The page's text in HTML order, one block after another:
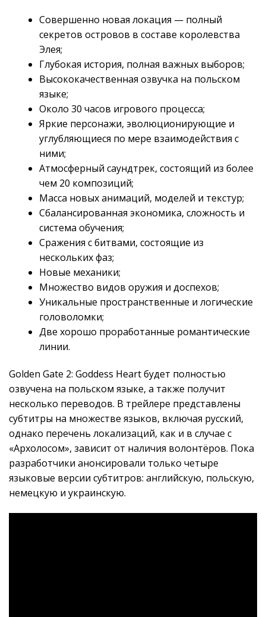
Совершенно новая локация — полный
секретов островов в составе королевства
Элея;
Глубокая история, полная важных выборов;
Высококачественная озвучка на польском
языке;
Около 30 часов игрового процесса;
Яркие персонажи, эволюционирующие и
углубляющиеся по мере взаимодействия с
ними;
Атмосферный саундтрек, состоящий из более
чем 20 композиций;
Масса новых анимаций, моделей и текстур;
Сбалансированная экономика, сложность и
система обучения;
Сражения с битвами, состоящие из
нескольких фаз;
Новые механики;
Множество видов оружия и доспехов;
Уникальные пространственные и логические
головоломки;
Две хорошо проработанные романтические
линии.
Golden Gate 2: Goddess Heart будет полностью
озвучена на польском языке, а также получит
несколько переводов. В трейлере представлены
субтитры на множестве языков, включая русский,
однако перечень локализаций, как и в случае с
«Архолосом», зависит от наличия волонтёров. Пока
разработчики анонсировали только четыре
языковые версии субтитров: английскую, польскую,
немецкую и украинскую.